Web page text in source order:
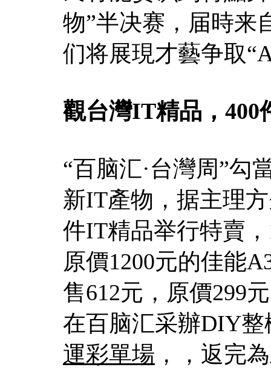
物”半决赛，届時来
们将展現才藝争取
觀台灣IT精品，400
“百脑汇·台灣周”勾
新IT產物，据主理
件IT精品举行特賣
原價1200元的佳能
售612元，原價299
在百脑汇采辦DIY整
運彩單場 ，，返完